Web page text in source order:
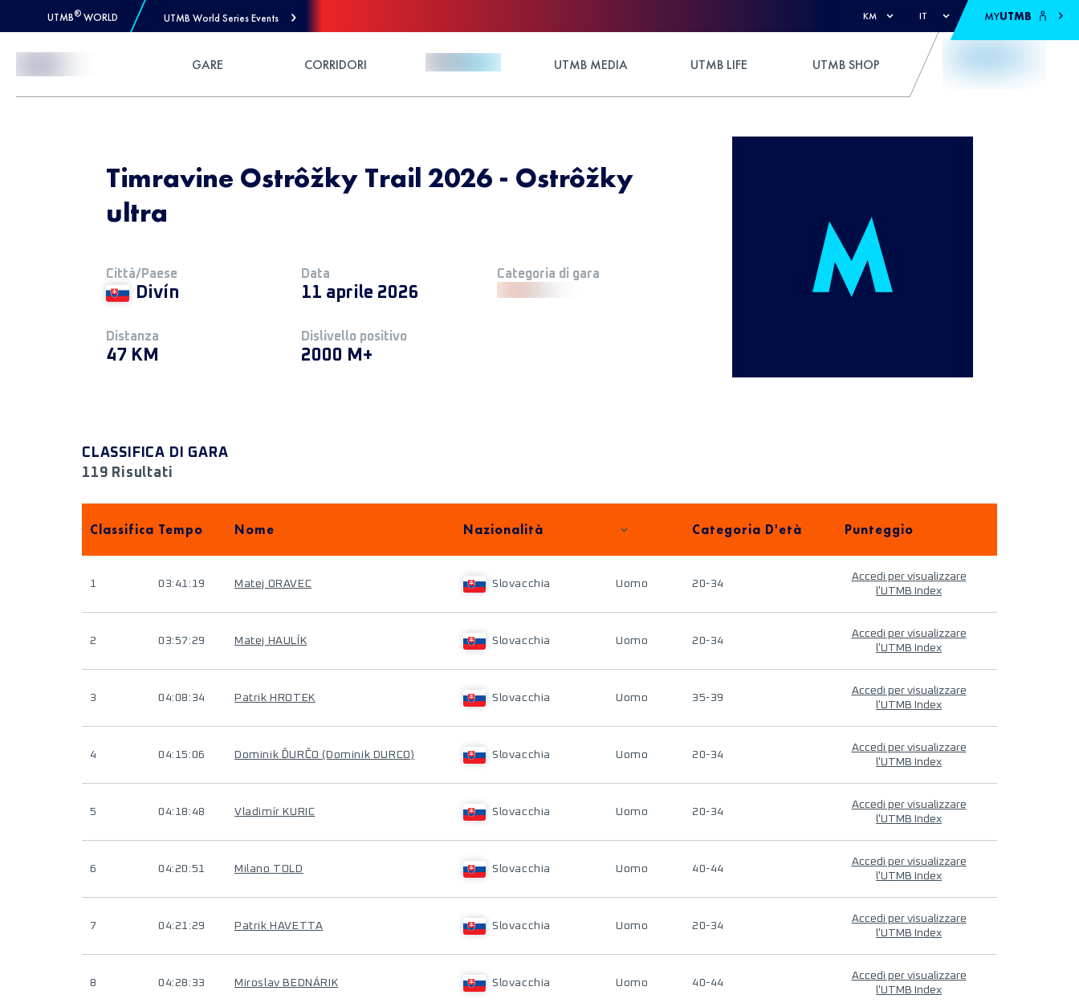
UTMB® WORLD UTMB World Series Events KM IT MYUTMB
GARE CORRIDORI UTMB MEDIA UTMB LIFE UTMB SHOP
Timravine Ostrôžky Trail 2026 - Ostrôžky
ultra
Città/Paese
Divín
Data
11 aprile 2026
Categoria di gara
Distanza
47 KM
Dislivello positivo
2000 M+
CLASSIFICA DI GARA
119 Risultati
Classifica Tempo Nome Nazionalità Categoria D'età Punteggio
1 03:41:19 Matej ORAVEC Slovacchia Uomo 20-34
Accedi per visualizzare
l'UTMB Index
2 03:57:29 Matej HAULÍK Slovacchia Uomo 20-34
Accedi per visualizzare
l'UTMB Index
3 04:08:34 Patrik HROTEK Slovacchia Uomo 35-39
Accedi per visualizzare
l'UTMB Index
4 04:15:06 Dominik ĎURČO (Dominik DURCO) Slovacchia Uomo 20-34
Accedi per visualizzare
l'UTMB Index
5 04:18:48 Vladimír KURIC Slovacchia Uomo 20-34
Accedi per visualizzare
l'UTMB Index
6 04:20:51 Milano TOLD Slovacchia Uomo 40-44
Accedi per visualizzare
l'UTMB Index
7 04:21:29 Patrik HAVETTA Slovacchia Uomo 20-34
Accedi per visualizzare
l'UTMB Index
8 04:28:33 Miroslav BEDNÁRIK Slovacchia Uomo 40-44
Accedi per visualizzare
l'UTMB Index